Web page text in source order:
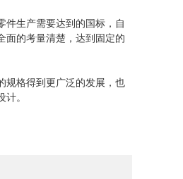
生产需要达到的国标，自
面的考量清楚，达到固定的
格得到更广泛的发展，也
。